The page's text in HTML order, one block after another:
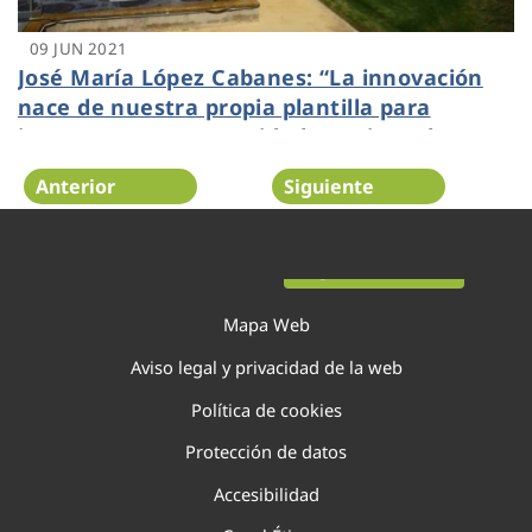
09 JUN 2021
José María López Cabanes: “La innovación
nace de nuestra propia plantilla para
incrementar su seguridad y mejorar la
operativa diaria”
Anterior Siguiente
Mapa Web
Aviso legal y privacidad de la web
Política de cookies
Protección de datos
Accesibilidad